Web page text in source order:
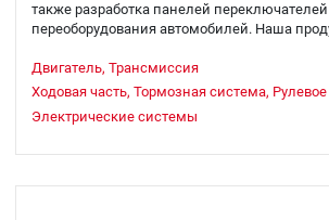
также разработка панелей
переоборудования автомобилей. Наша
Двигатель, Трансмиссия
Ходовая часть, Тормозная система,
Электрические системы